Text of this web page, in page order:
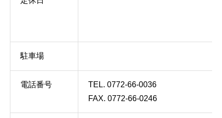
駐車場
電話番号
TEL. 0772-66-0036
FAX. 0772-66-0246